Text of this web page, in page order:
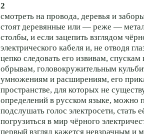
2
смотреть на провода, деревья и
стоят деревянные или — реже —
столбы, и если зацепить взглядом
электрического кабеля и, не отводя
цепко следовать его извивам,
обрывам, головокружительным
умножениям и расширениям, его
пространстве, для которых не
определений в русском языке, можно
подслушать голос электросети, стать
погрузиться в мир чёрного
первый взгляд кажется невзрачным и